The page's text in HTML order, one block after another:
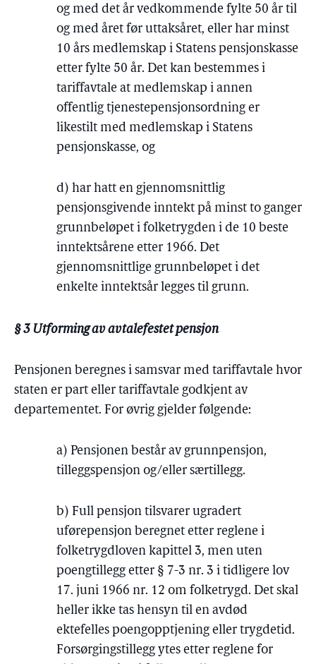
og med det år vedkommende fylte 50 år til
og med året før uttaksåret, eller har minst
10 års medlemskap i Statens pensjonskasse
etter fylte 50 år. Det kan bestemmes i
tariffavtale at medlemskap i annen
offentlig tjenestepensjonsordning er
likestilt med medlemskap i Statens
pensjonskasse, og
d) har hatt en gjennomsnittlig
pensjonsgivende inntekt på minst to ganger
grunnbeløpet i folketrygden i de 10 beste
inntektsårene etter 1966. Det
gjennomsnittlige grunnbeløpet i det
enkelte inntektsår legges til grunn.
§ 3 Utforming av avtalefestet pensjon
Pensjonen beregnes i samsvar med tariffavtale hvor
staten er part eller tariffavtale godkjent av
departementet. For øvrig gjelder følgende:
a) Pensjonen består av grunnpensjon,
tilleggspensjon og/eller særtillegg.
b) Full pensjon tilsvarer ugradert
uførepensjon beregnet etter reglene i
folketrygdloven kapittel 3, men uten
poengtillegg etter § 7-3 nr. 3 i tidligere lov
17. juni 1966 nr. 12 om folketrygd. Det skal
heller ikke tas hensyn til en avdød
ektefelles poengopptjening eller trygdetid.
Forsørgingstillegg ytes etter reglene for